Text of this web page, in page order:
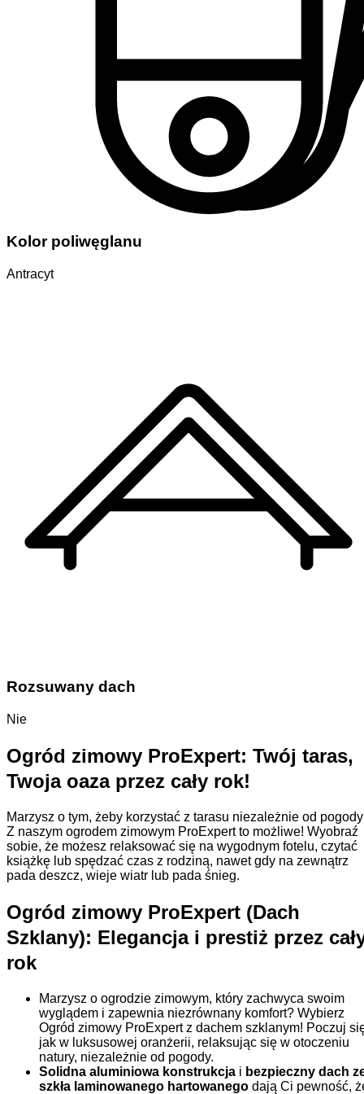
Kolor poliwęglanu
Antracyt
Rozsuwany dach
Nie
Ogród zimowy ProExpert: Twój taras,
Twoja oaza przez cały rok!
Marzysz o tym, żeby korzystać z tarasu niezależnie od
Z naszym ogrodem zimowym ProExpert to możliwe! Wyobraź
sobie, że możesz relaksować się na wygodnym fotelu, czytać
książkę lub spędzać czas z rodziną, nawet gdy na zewnątrz
pada deszcz, wieje wiatr lub pada śnieg.
Ogród zimowy ProExpert (Dach
Szklany): Elegancja i prestiż przez
rok
Marzysz o ogrodzie zimowym, który zachwyca swoim
wyglądem i zapewnia niezrównany komfort? Wybierz
Ogród zimowy ProExpert z dachem szklanym! Poczuj
jak w luksusowej oranżerii, relaksując się w otoczeniu
natury, niezależnie od pogody.
Solidna aluminiowa konstrukcja i bezpieczny dach
szkła laminowanego hartowanego dają Ci pewność,